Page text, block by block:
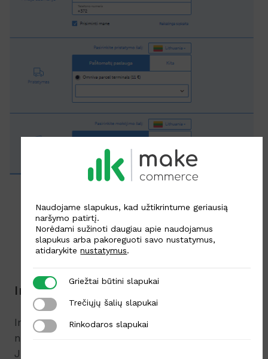
Impulsyvūs pirkėjai
Impulsyvūs pirkėjai yra labai panašūs į
neapsisprendusius pirkėjus. Jeigu jie pamatys
Jūsų reklamą, ir pamanys jog tai geras
Naudojame slapukus, kad užtikrintume geriausią
naršymo patirtį.
Norėdami sužinoti daugiau apie naudojamus
slapukus arba pakoreguoti savo nustatymus,
atidarykitenustatymus.
Griežtai būtini slapukai
Griežtai būtini slapukai
Trečiųjų šalių slapukai
Trečiųjų šalių slapukai
Rinkodaros slapukai
Rinkodaros slapukai